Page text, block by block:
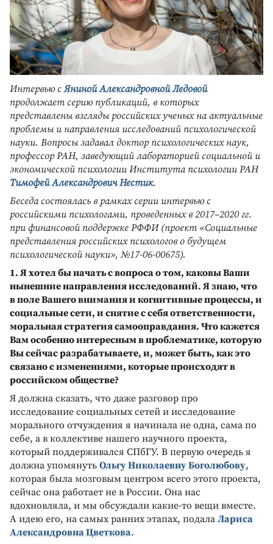
Интервью сЯниной Александровной Ледовой
продолжает серию публикаций, в которых
представлены взгляды российских ученых на актуальные
проблемы и направления исследований психологической
науки. Вопросы задавал доктор психологических наук,
профессор РАН, заведующий лабораторией социальной и
экономической психологии Института психологии РАН
Тимофей Александрович Нестик.
Беседа состоялась в рамках серии интервью с
российскими психологами, проведенных в 2017–2020 гг.
при финансовой поддержке РФФИ (проект «Социальные
представления российских психологов о будущем
психологической науки», №17-06-00675).
1. Я хотел бы начать с вопроса о том, каковы Ваши
нынешние направления исследований. Я знаю, что
в поле Вашего внимания и когнитивные процессы, и
социальные сети, и снятие с себя ответственности,
моральная стратегия самооправдания. Что кажется
Вам особенно интересным в проблематике, которую
Вы сейчас разрабатываете, и, может быть, как это
связано с изменениями, которые происходят в
российском обществе?
Я должна сказать, что даже разговор про
исследование социальных сетей и исследование
морального отчуждения я начинала не одна, сама по
себе, а в коллективе нашего научного проекта,
который поддерживался СПбГУ. В первую очередь я
должна упомянуть Ольгу Николаевну Боголюбову,
которая была мозговым центром всего этого проекта,
сейчас она работает не в России. Она нас
вдохновляла, и мы обсуждали какие-то вещи вместе.
А идею его, на самых ранних этапах, подала Лариса
Александровна Цветкова.